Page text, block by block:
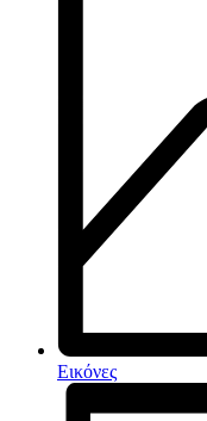
Εικόνες